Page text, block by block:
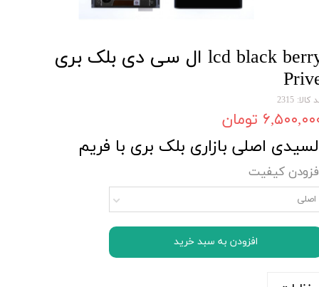
lcd black berry ال سی دی بلک بری
کالا: 2315
تومان
اصلی بازاری بلک بری با فریم
کیفیت
اصلی
افزودن به سبد خرید